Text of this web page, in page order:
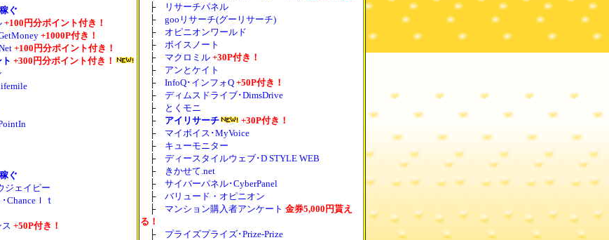
ぐ
+100円分ポイント付き！
+1000P付き！
+100円分ポイント付き！
+300円分ポイント付き！
ぐ
ジェイピー
ChanceＩｔ
+50P付き！
├
リサーチパネル
├ gooリサーチ(グーリサーチ)
├ オピニオンワールド
├ ボイスノート
├ マクロミル +30P付き！
├ アンとケイト
├ InfoQ･インフォQ +50P付き！
├ ディムスドライブ･DimsDrive
├
とくモニ
├ アイリサーチ
+30P付き！
├ マイボイス･MyVoice
├ キューモニター
├ ディースタイルウェブ･D STYLE WEB
├
きかせて.net
├ サイバーパネル･CyberPanel
├ バリュード・オピニオン
├ マンション購入者アンケート 金券5,000円貰え
る！
├ プライズプライズ･Prize-Prize